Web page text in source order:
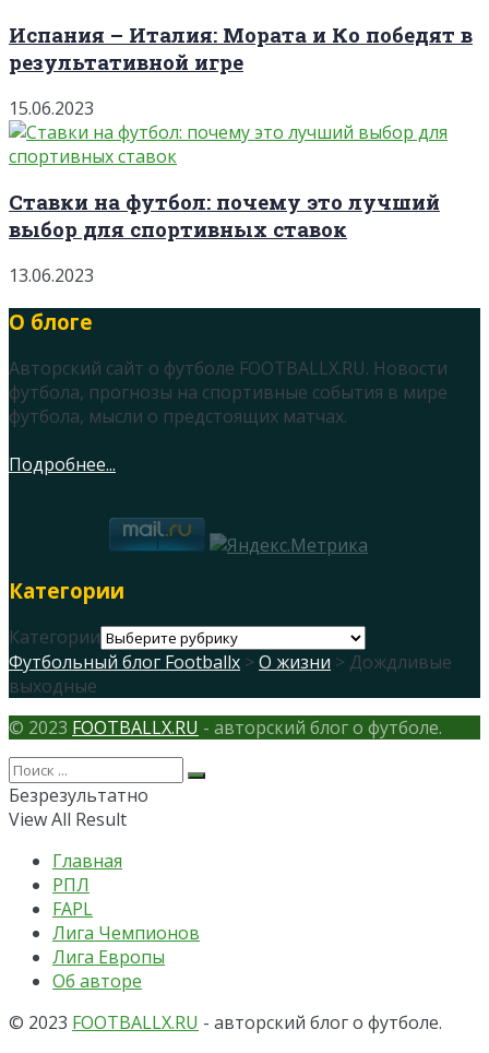
Испания – Италия: Мората и Ко победят в
результативной игре
15.06.2023
Ставки на футбол: почему это лучший
выбор для спортивных ставок
13.06.2023
О блоге
Авторский сайт о футболе FOOTBALLX.RU. Новости
футбола, прогнозы на спортивные события в мире
футбола, мысли о предстоящих матчах.
Подробнее...
Категории
Категории
Футбольный блог Footballx > О жизни > Дождливые
выходные
© 2023 FOOTBALLX.RU - авторский блог о футболе.
Безрезультатно
View All Result
Главная
РПЛ
FAPL
Лига Чемпионов
Лига Европы
Об авторе
© 2023 FOOTBALLX.RU - авторский блог о футболе.